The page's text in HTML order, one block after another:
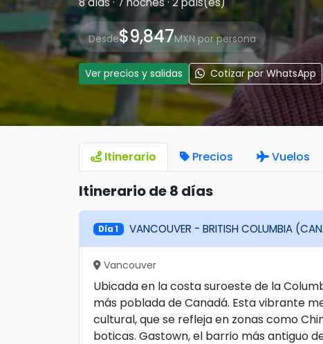
Desde$9,847MXN por persona
Ver precios y salidas Cotizar por WhatsApp
Itinerario Precios Vuelos
Itinerario de 8 días
Día 1 VANCOUVER - BRITISH COLUMBIA
Vancouver
Ubicada en la costa suroeste de la
más poblada de Canadá. Esta vibrante
cultural, que se refleja en zonas como
boticas. Gastown, el barrio más antiguo